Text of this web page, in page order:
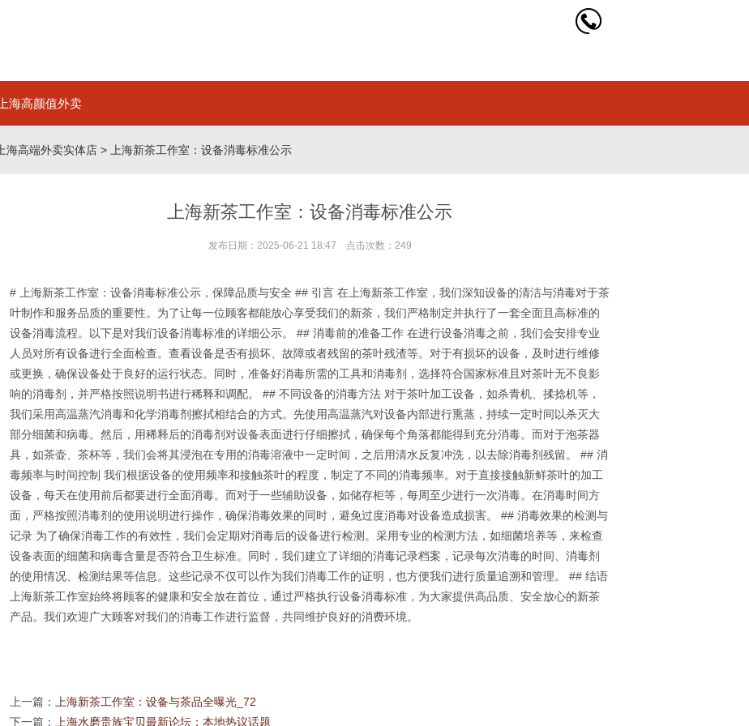
上海高颜值外卖
上海高端外卖实体店 > 上海新茶工作室：设备消毒标准公示
上海新茶工作室：设备消毒标准公示
发布日期：2025-06-21 18:47 点击次数：249
# 上海新茶工作室：设备消毒标准公示，保障品质与安全 ## 引言 在上海新茶工作室，我们深知设备的清洁与消毒对于茶
叶制作和服务品质的重要性。为了让每一位顾客都能放心享受我们的新茶，我们严格制定并执行了一套全面且高标准的
设备消毒流程。以下是对我们设备消毒标准的详细公示。 ## 消毒前的准备工作 在进行设备消毒之前，我们会安排专业
人员对所有设备进行全面检查。查看设备是否有损坏、故障或者残留的茶叶残渣等。对于有损坏的设备，及时进行维修
或更换，确保设备处于良好的运行状态。同时，准备好消毒所需的工具和消毒剂，选择符合国家标准且对茶叶无不良影
响的消毒剂，并严格按照说明书进行稀释和调配。 ## 不同设备的消毒方法 对于茶叶加工设备，如杀青机、揉捻机等，
我们采用高温蒸汽消毒和化学消毒剂擦拭相结合的方式。先使用高温蒸汽对设备内部进行熏蒸，持续一定时间以杀灭大
部分细菌和病毒。然后，用稀释后的消毒剂对设备表面进行仔细擦拭，确保每个角落都能得到充分消毒。而对于泡茶器
具，如茶壶、茶杯等，我们会将其浸泡在专用的消毒溶液中一定时间，之后用清水反复冲洗，以去除消毒剂残留。 ## 消
毒频率与时间控制 我们根据设备的使用频率和接触茶叶的程度，制定了不同的消毒频率。对于直接接触新鲜茶叶的加工
设备，每天在使用前后都要进行全面消毒。而对于一些辅助设备，如储存柜等，每周至少进行一次消毒。在消毒时间方
面，严格按照消毒剂的使用说明进行操作，确保消毒效果的同时，避免过度消毒对设备造成损害。 ## 消毒效果的检测与
记录 为了确保消毒工作的有效性，我们会定期对消毒后的设备进行检测。采用专业的检测方法，如细菌培养等，来检查
设备表面的细菌和病毒含量是否符合卫生标准。同时，我们建立了详细的消毒记录档案，记录每次消毒的时间、消毒剂
的使用情况、检测结果等信息。这些记录不仅可以作为我们消毒工作的证明，也方便我们进行质量追溯和管理。 ## 结语
上海新茶工作室始终将顾客的健康和安全放在首位，通过严格执行设备消毒标准，为大家提供高品质、安全放心的新茶
产品。我们欢迎广大顾客对我们的消毒工作进行监督，共同维护良好的消费环境。
上一篇：
上海新茶工作室：设备与茶品全曝光_72
下一篇：
上海水磨贵族宝贝最新论坛：本地热议话题